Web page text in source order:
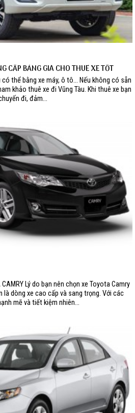
CẤP BẢNG GIÁ CHO THUÊ XE TỐT
thể bằng xe máy, ô tô… Nếu không có sẵn
khảo thuê xe đi Vũng Tàu. Khi thuê xe bạn
đi, đảm...
CAMRY Lý do bạn nên chọn xe Toyota Camry
là dòng xe cao cấp và sang trọng. Với các
mẽ và tiết kiệm nhiên...